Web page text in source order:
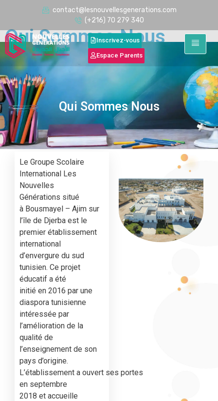
contact@lesnouvellesgenerations.com
(+216) 70 279 340
Inscrivez-vous
Espace Parents
Qui Sommes Nous
Qui Sommes Nous
Le Groupe Scolaire
International Les
Nouvelles
Générations situé
à Bousmayel – Ajim sur
l’île de Djerba est le
premier établissement
international
d’envergure du sud
tunisien. Ce projet
éducatif a été
initié en 2016 par une
diaspora tunisienne
intéressée par
l’amélioration de la
qualité de
l’enseignement de son
pays d’origine.
L’établissement a ouvert ses portes
en septembre
2018 et accueille